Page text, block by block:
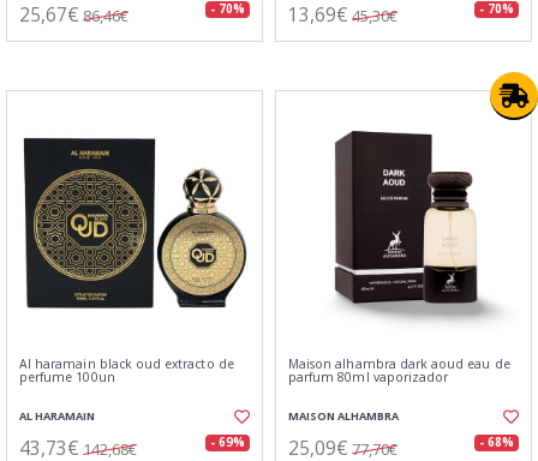
25,67€ 86,46€ - 70% 13,69€ 45,30€ - 70%
Al haramain black oud extracto de
perfume 100un
AL HARAMAIN
43,73€ 142,68€ - 69%
Maison alhambra dark aoud eau de
parfum 80ml vaporizador
MAISON ALHAMBRA
25,09€ 77,70€ - 68%